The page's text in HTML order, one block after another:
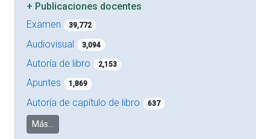
+ Publicaciones docentes
Examen
39,772
Audiovisual 3,094
Autoría de libro 2,153
Apuntes 1,869
Autoría de capítulo de libro 637
Más...